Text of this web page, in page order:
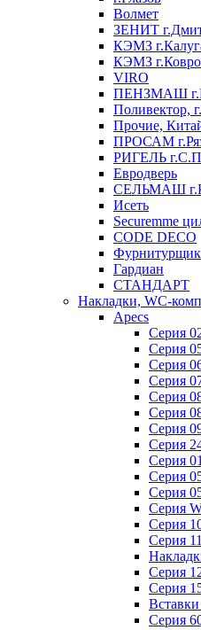
Волмет
ЗЕНИТ
КЭМЗ
КЭМЗ
VIRO
ПЕНЗМАШ
Поливектор,
Прочие,
ПРОСАМ
РИГЕЛЬ
Евродверь
СЕЛЬМАШ
Исеть
Securemme
CODE DECO
Фурнитурщик
Гардиан
СТАНДАРТ
Накладки, WC-
Apecs
Cерия
Cерия
Cерия
Cерия
Cерия
Cерия
Cерия
Cерия
Серия
Серия
Серия
Cерия
Серия
Серия 11
Серия
Серия
Серия